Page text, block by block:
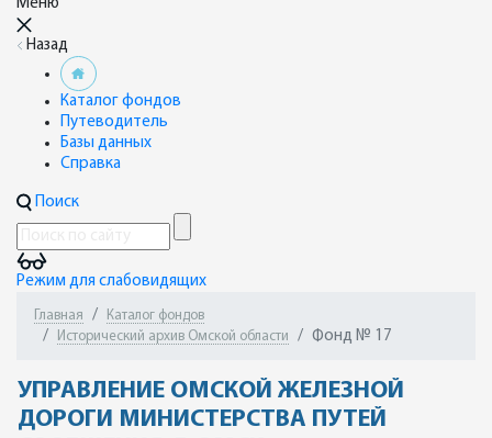
Меню
Назад
Каталог фондов
Путеводитель
Базы данных
Справка
Поиск
Режим для слабовидящих
Главная
Каталог фондов
Исторический архив Омской области
Фонд № 17
УПРАВЛЕНИЕ ОМСКОЙ ЖЕЛЕЗНОЙ
ДОРОГИ МИНИСТЕРСТВА ПУТЕЙ